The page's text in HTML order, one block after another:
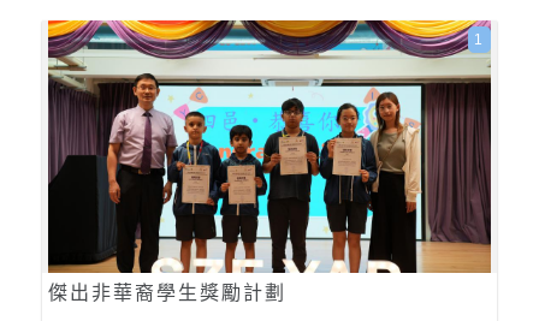
傑出非華裔學生獎勵計劃
1